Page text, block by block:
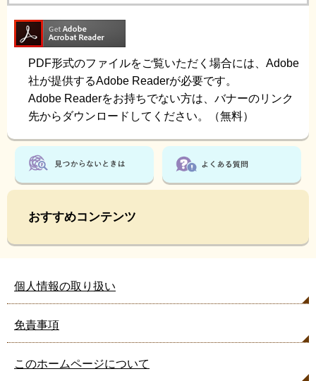
PDF形式のファイルをご覧いただく場合には、Adobe
社が提供するAdobe Readerが必要です。
Adobe Readerをお持ちでない方は、バナーのリンク
先からダウンロードしてください。（無料）
おすすめコンテンツ
個人情報の取り扱い
免責事項
このホームページについて